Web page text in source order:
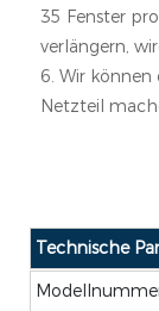
35 Fenster
verlängern,
6. Wir
Netzteil
Technische